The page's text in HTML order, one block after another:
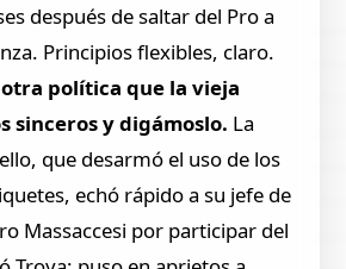
después de saltar del Pro a
Principios flexibles, claro.
política que la vieja
sinceros y digámoslo. La
que desarmó el uso de los
echó rápido a su jefe de
Massaccesi por participar del